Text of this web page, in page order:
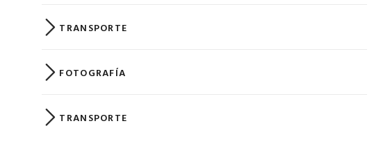
TRANSPORTE
FOTOGRAFÍA
TRANSPORTE